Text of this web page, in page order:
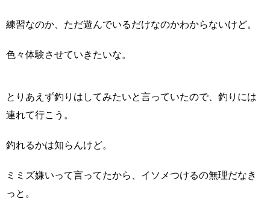
練習なのか、ただ遊んでいるだけなのかわからないけど。
色々体験させていきたいな。
とりあえず釣りはしてみたいと言っていたので、釣りには
連れて行こう。
釣れるかは知らんけど。
ミミズ嫌いって言ってたから、イソメつけるの無理だなき
っと。